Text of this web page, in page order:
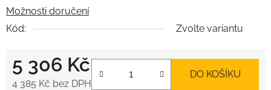
Možnosti doručení
Kód:
Zvolte variantu
5 306 Kč
4 385 Kč bez DPH
DO KOŠÍKU